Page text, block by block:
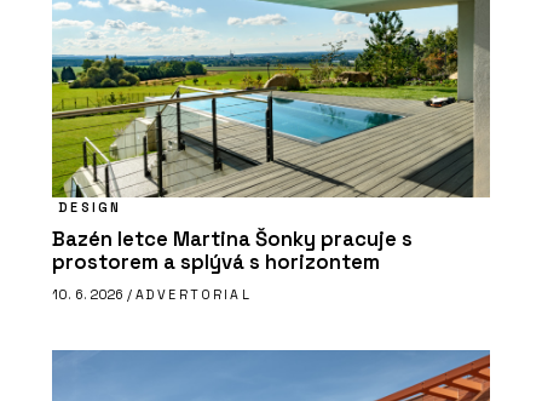
DESIGN
Bazén letce Martina Šonky pracuje s
prostorem a splývá s horizontem
10. 6. 2026 / ADVERTORIAL